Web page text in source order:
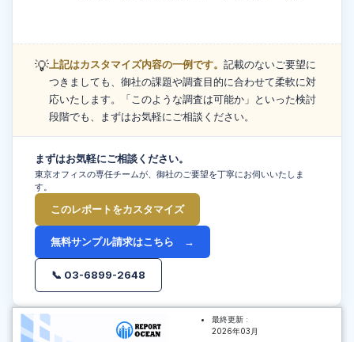
💡上記はカスタマイズ内容の一例です。 記載のないご要望に
つきましても、御社の課題や調査目的に合わせて柔軟に対
応いたします。「このような調査は可能か」といった検討
段階でも、まずはお気軽にご相談ください。
まずはお気軽にご相談ください。
東京オフィスの専任チームが、御社のご要望を丁寧にお伺いいたしま
す。
このレポートをカスタマイズ
無料サンプル請求はこちら →
📞 03-6899-2648
最終更新 :
2026年03月